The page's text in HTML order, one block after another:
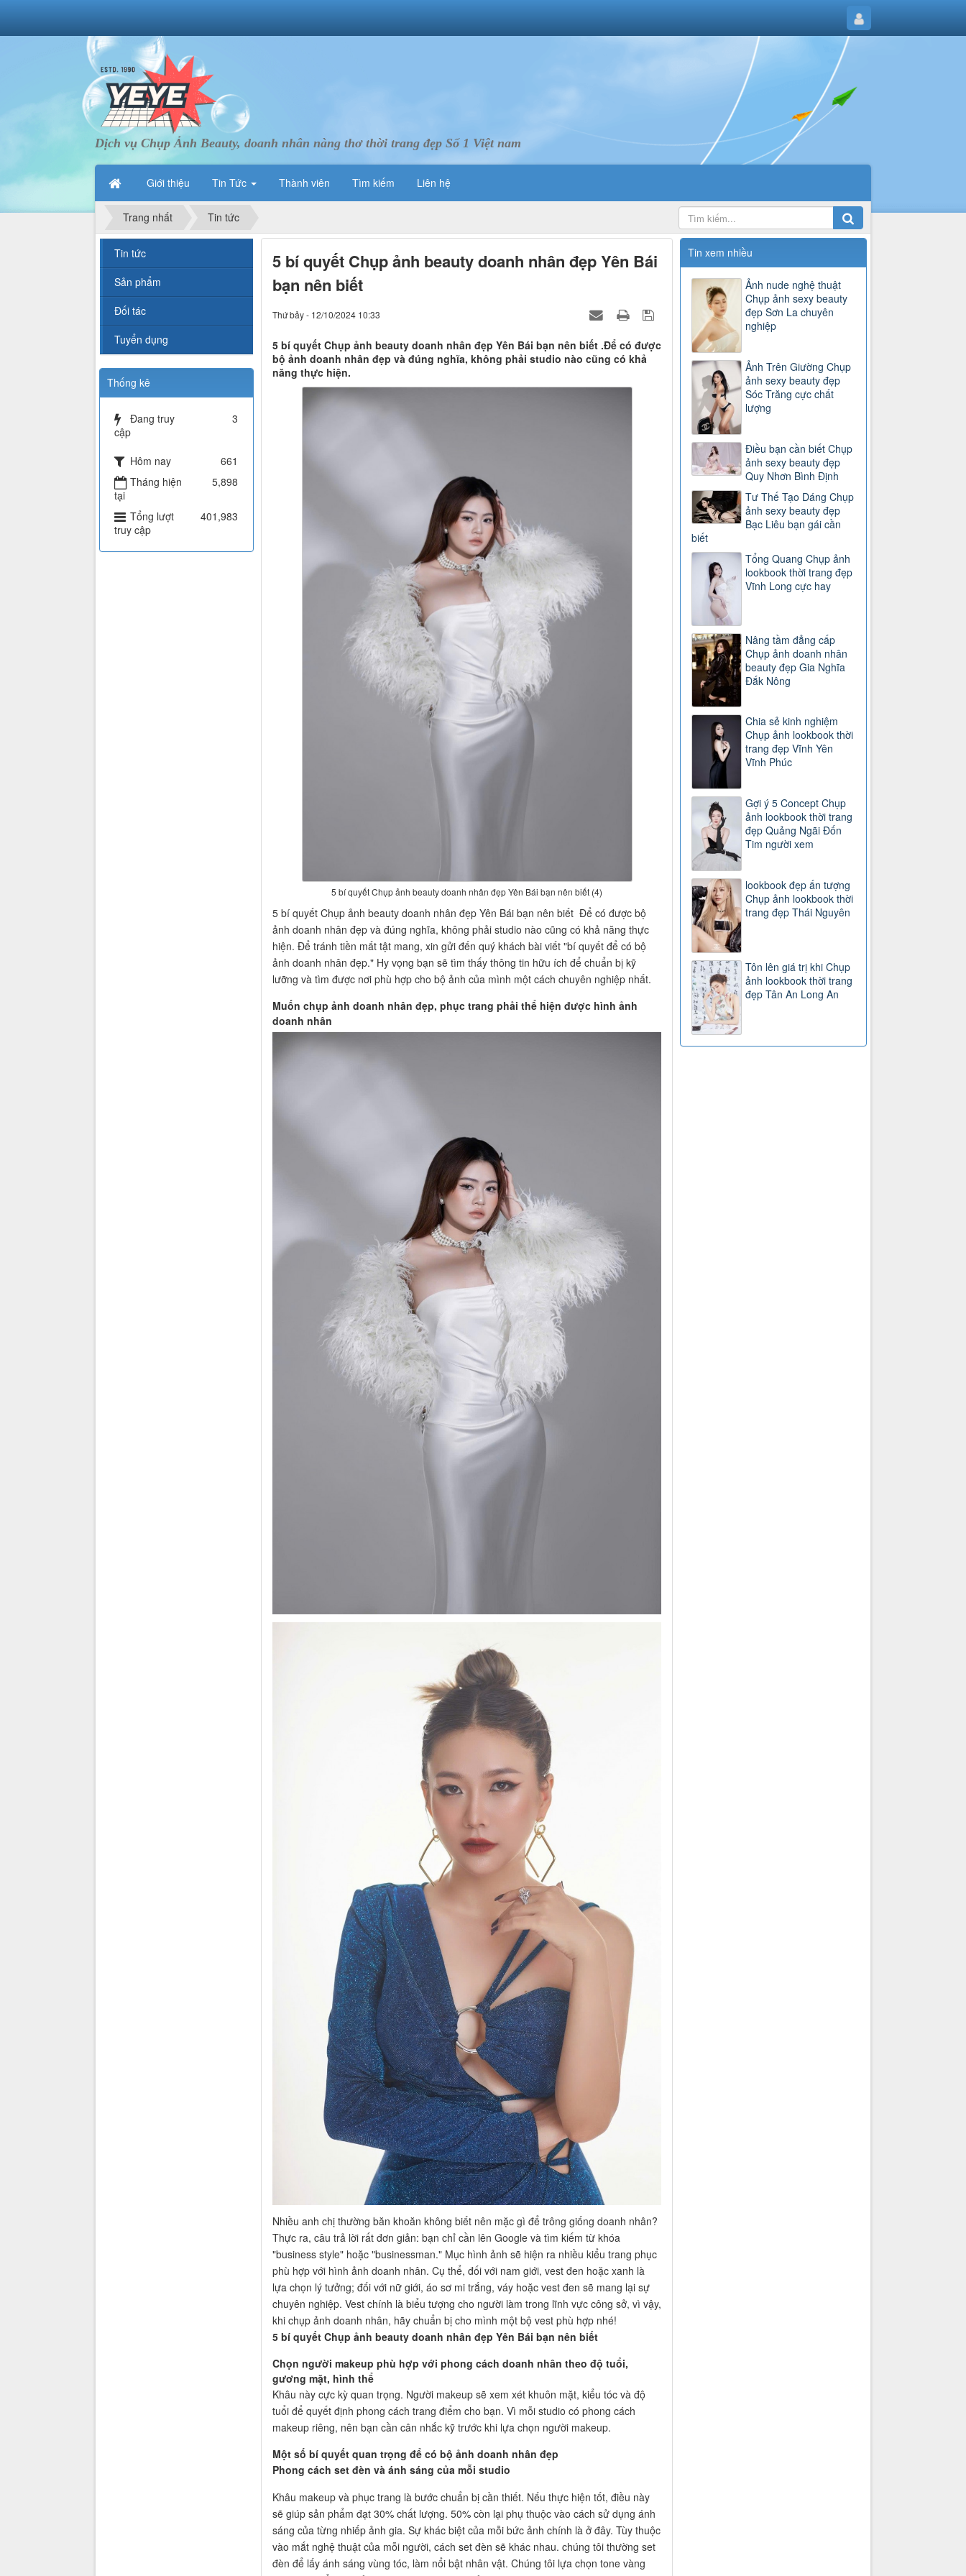
Dịch vụ Chụp Ảnh Beauty, doanh nhân nàng thơ thời trang đẹp Số 1 Việt nam
Giới thiệu Tin Tức Thành viên Tìm kiếm Liên hệ
Trang nhất Tin tức
5 bí quyết Chụp ảnh beauty doanh nhân đẹp Yên Bái
bạn nên biết
Thứ bảy - 12/10/2024 10:33
5 bí quyết Chụp ảnh beauty doanh nhân đẹp Yên Bái bạn nên biết .Để có được
bộ ảnh doanh nhân đẹp và đúng nghĩa, không phải studio nào cũng có khả
năng thực hiện.
5 bí quyết Chụp ảnh beauty doanh nhân đẹp Yên Bái bạn nên biết (4)
5 bí quyết Chụp ảnh beauty doanh nhân đẹp Yên Bái bạn nên biết Để có được bộ
ảnh doanh nhân đẹp và đúng nghĩa, không phải studio nào cũng có khả năng thực
hiện. Để tránh tiền mất tật mang, xin gửi đến quý khách bài viết "bí quyết để có bộ
ảnh doanh nhân đẹp." Hy vọng bạn sẽ tìm thấy thông tin hữu ích để chuẩn bị kỹ
lưỡng và tìm được nơi phù hợp cho bộ ảnh của mình một cách chuyên nghiệp nhất.
Muốn chụp ảnh doanh nhân đẹp, phục trang phải thể hiện được hình ảnh
doanh nhân
Nhiều anh chị thường băn khoăn không biết nên mặc gì để trông giống doanh nhân?
Thực ra, câu trả lời rất đơn giản: bạn chỉ cần lên Google và tìm kiếm từ khóa
"business style" hoặc "businessman." Mục hình ảnh sẽ hiện ra nhiều kiểu trang phục
phù hợp với hình ảnh doanh nhân. Cụ thể, đối với nam giới, vest đen hoặc xanh là
lựa chọn lý tưởng; đối với nữ giới, áo sơ mi trắng, váy hoặc vest đen sẽ mang lại sự
chuyên nghiệp. Vest chính là biểu tượng cho người làm trong lĩnh vực công sở, vì vậy,
khi chụp ảnh doanh nhân, hãy chuẩn bị cho mình một bộ vest phù hợp nhé!
5 bí quyết Chụp ảnh beauty doanh nhân đẹp Yên Bái bạn nên biết
Chọn người makeup phù hợp với phong cách doanh nhân theo độ tuổi,
gương mặt, hình thể
Khâu này cực kỳ quan trọng. Người makeup sẽ xem xét khuôn mặt, kiểu tóc và độ
tuổi để quyết định phong cách trang điểm cho bạn. Vì mỗi studio có phong cách
makeup riêng, nên bạn cần cân nhắc kỹ trước khi lựa chọn người makeup.
Một số bí quyết quan trọng để có bộ ảnh doanh nhân đẹp
Phong cách set đèn và ánh sáng của mỗi studio
Khâu makeup và phục trang là bước chuẩn bị cần thiết. Nếu thực hiện tốt, điều này
sẽ giúp sản phẩm đạt 30% chất lượng. 50% còn lại phụ thuộc vào cách sử dụng ánh
sáng của từng nhiếp ảnh gia. Sự khác biệt của mỗi bức ảnh chính là ở đây. Tùy thuộc
vào mắt nghệ thuật của mỗi người, cách set đèn sẽ khác nhau. chúng tôi thường set
đèn để lấy ánh sáng vùng tóc, làm nổi bật nhân vật. Chúng tôi lựa chọn tone vàng
Tin xem nhiều
Ảnh nude nghệ thuật
Chụp ảnh sexy beauty
đẹp Sơn La chuyên
nghiệp
Ảnh Trên Giường Chụp
ảnh sexy beauty đẹp
Sóc Trăng cực chất
lượng
Điều bạn cần biết Chụp
ảnh sexy beauty đẹp
Quy Nhơn Bình Định
Tư Thế Tạo Dáng Chụp
ảnh sexy beauty đẹp
Bạc Liêu bạn gái cần
biết
Tổng Quang Chụp ảnh
lookbook thời trang đẹp
Vĩnh Long cực hay
Nâng tầm đẳng cấp
Chụp ảnh doanh nhân
beauty đẹp Gia Nghĩa
Đắk Nông
Chia sẻ kinh nghiệm
Chụp ảnh lookbook thời
trang đẹp Vĩnh Yên
Vĩnh Phúc
Gợi ý 5 Concept Chụp
ảnh lookbook thời trang
đẹp Quảng Ngãi Đốn
Tim người xem
lookbook đẹp ấn tượng
Chụp ảnh lookbook thời
trang đẹp Thái Nguyên
Tôn lên giá trị khi Chụp
ảnh lookbook thời trang
đẹp Tân An Long An
Tin tức
Sản phẩm
Đối tác
Tuyển dụng
Thống kê
Đang truy
cập
3
Hôm nay
661
Tháng hiện
tại
5,898
Tổng lượt
truy cập
401,983